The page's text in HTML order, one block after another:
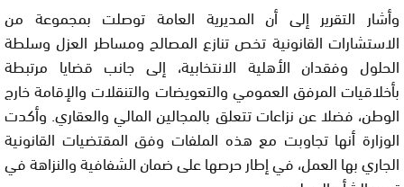
وأشار التقرير إلى أن المديرية العامة توصلت بمجموعة من
الاستشارات القانونية تخص تنازع المصالح ومساطر العزل وسلطة
الحلول وفقدان الأهلية الانتخابية، إلى جانب قضايا مرتبطة
بأخلاقيات المرفق العمومي والتعويضات والتنقلات والإقامة خارج
الوطن، فضلا عن نزاعات تتعلق بالمجالين المالي والعقاري. وأكدت
الوزارة أنها تجاوبت مع هذه الملفات وفق المقتضيات القانونية
الجاري بها العمل، في إطار حرصها على ضمان الشفافية والنزاهة في